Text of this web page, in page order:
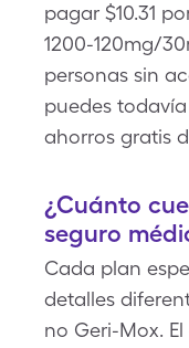
pagar $10.31
1200-120mg/
personas sin
puedes
ahorros gratis
¿Cuánto
seguro
Cada plan
detalles
no Geri-Mox.